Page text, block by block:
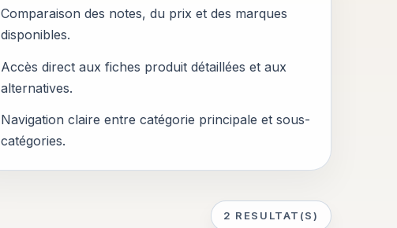
Comparaison des notes, du prix et des marques
disponibles.
Accès direct aux fiches produit détaillées et aux
alternatives.
Navigation claire entre catégorie principale et sous-
catégories.
2 RESULTAT(S)